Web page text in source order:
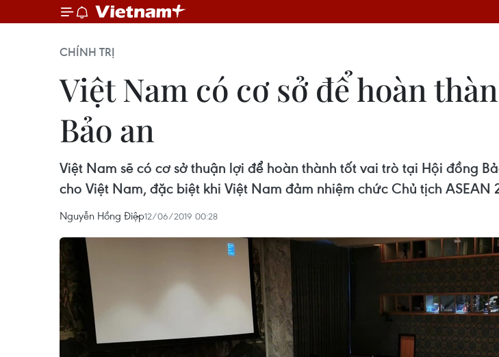
CHÍNH TRỊ
Việt Nam có cơ sở để hoàn
Bảo an
Việt Nam sẽ có cơ sở thuận lợi để hoàn thành tốt vai trò tại Hội đồng
cho Việt Nam, đặc biệt khi Việt Nam đảm nhiệm chức Chủ tịch ASEAN
Nguyễn Hồng Điệp12/06/2019 00:28